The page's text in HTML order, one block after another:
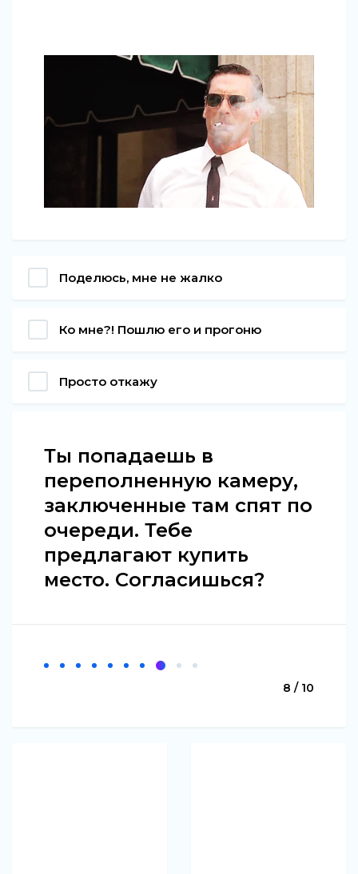
Поделюсь, мне не жалко
Ко мне?! Пошлю его и прогоню
Просто откажу
Ты попадаешь в
переполненную камеру,
заключенные там спят по
очереди. Тебе
предлагают купить
место. Согласишься?
8 / 10